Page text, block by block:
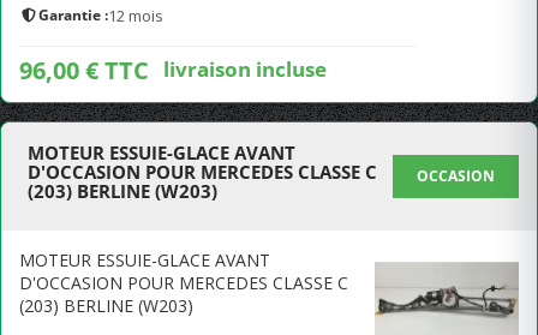
Garantie :12 mois
96,00 € TTC livraison incluse
MOTEUR ESSUIE-GLACE AVANT
D'OCCASION POUR MERCEDES CLASSE C
(203) BERLINE (W203)
OCCASION
MOTEUR ESSUIE-GLACE AVANT
D'OCCASION POUR MERCEDES CLASSE C
(203) BERLINE (W203)